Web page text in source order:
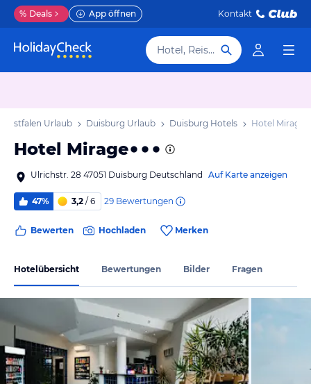
% Deals App öffnen Kontakt
Hotel, Reiseziel
Urlaub Duisburg Urlaub Duisburg Hotels Hotel Mirage
Hotel Mirage
Ulrichstr. 28 47051 Duisburg Deutschland Auf Karte anzeigen
47% 3,2 / 6 29 Bewertungen
Bewerten Hochladen Merken
Hotelübersicht Bewertungen Bilder Fragen